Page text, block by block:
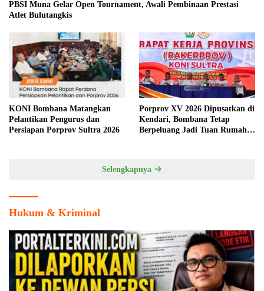
PBSI Muna Gelar Open Tournament, Awali Pembinaan Prestasi
Atlet Bulutangkis
KONI Bombana Matangkan
Pelantikan Pengurus dan
Persiapan Porprov Sultra 2026
Porprov XV 2026 Dipusatkan di
Kendari, Bombana Tetap
Berpeluang Jadi Tuan Rumah
Selengkapnya
Hukum & Kriminal